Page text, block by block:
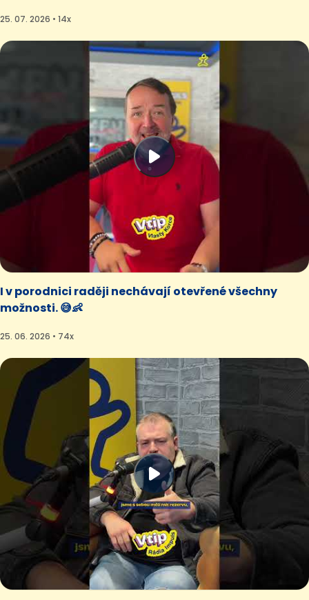
25. 07. 2026 • 14x
I v porodnici raději nechávají otevřené všechny
možnosti. 😅👶
25. 06. 2026 • 74x